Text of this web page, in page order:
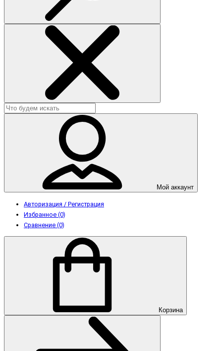
Мой аккаунт
Авторизация / Регистрация
Избранное (0)
Сравнение (0)
Корзина